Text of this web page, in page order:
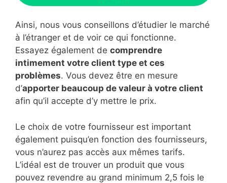
Ainsi, nous vous conseillons d’étudier le marché
à l’étranger et de voir ce qui fonctionne.
Essayez également de comprendre
intimement votre client type et ces
problèmes. Vous devez être en mesure
d’apporter beaucoup de valeur à votre client
afin qu’il accepte d’y mettre le prix.
Le choix de votre fournisseur est important
également puisqu’en fonction des fournisseurs,
vous n’aurez pas accès aux mêmes tarifs.
L’idéal est de trouver un produit que vous
pouvez revendre au grand minimum 2,5 fois le